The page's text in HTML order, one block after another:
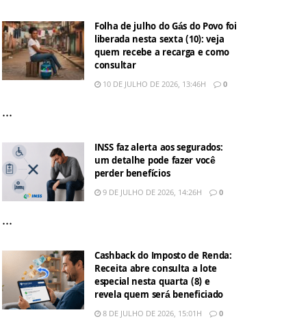
Folha de julho do Gás do Povo foi
liberada nesta sexta (10): veja
quem recebe a recarga e como
consultar
10 DE JULHO DE 2026, 13:46H 0
...
INSS faz alerta aos segurados:
um detalhe pode fazer você
perder benefícios
9 DE JULHO DE 2026, 14:26H 0
...
Cashback do Imposto de Renda:
Receita abre consulta a lote
especial nesta quarta (8) e
revela quem será beneficiado
8 DE JULHO DE 2026, 15:01H 0